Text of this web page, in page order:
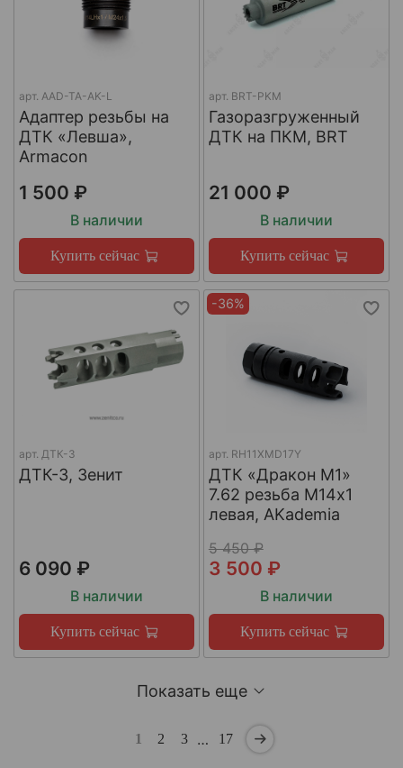
арт. AAD-TA-AK-L
Адаптер резьбы на
ДТК «Левша»,
Armacon
1 500 ₽
В наличии
Купить сейчас
арт. BRT-PKM
Газоразгруженный
ДТК на ПКМ, BRT
21 000 ₽
В наличии
Купить сейчас
арт. ДТК-3
ДТК-3, Зенит
6 090 ₽
В наличии
Купить сейчас
-36%
арт. RH11XMD17Y
ДТК «Дракон М1»
7.62 резьба М14х1
левая, AKademia
5 450 ₽
3 500 ₽
В наличии
Купить сейчас
Показать еще
1 2 3 … 17